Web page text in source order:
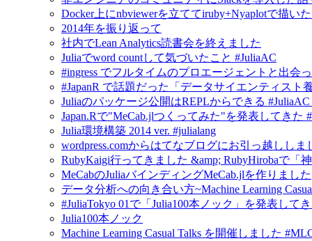
Docker上にnbviewerを立ててiruby+Nyaplotで描い
2014年を振り返って
社内でLean Analytics読書会を終えました
Juliaでword countして気づいたこと #JuliaAC
#ingress でフルタイムのプロエージェントと出会
#JapanR で話題だった「データサイエンティス
Juliaのパッケージ公開はREPLからできる #JuliaAC
Japan.Rで"MeCab.jlつくってみた"を発表してきた
Julia環境構築 2014 ver. #julialang
wordpress.comからはてなブログにお引っ越ししま
RubyKaigi行ってきました &amp; RubyHirobaで「
MeCabのJuliaバインディングMeCab.jlを作りました
データ分析への向き合い方~Machine Learning
#JuliaTokyo 01で「Julia100本ノック」を発表して
Julia100本ノック
Machine Learning Casual Talks を開催しました